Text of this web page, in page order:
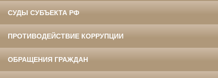
СУДЫ СУБЪЕКТА РФ
ПРОТИВОДЕЙСТВИЕ КОРРУПЦИИ
ОБРАЩЕНИЯ ГРАЖДАН